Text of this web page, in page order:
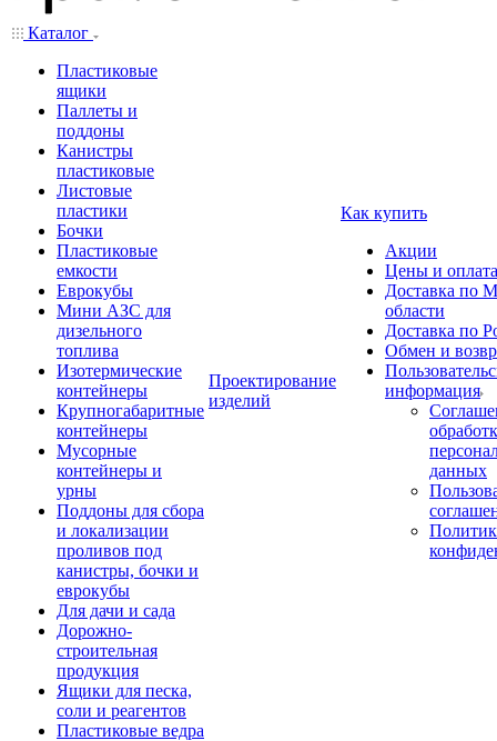
Каталог
Пластиковые
ящики
Паллеты и
поддоны
Канистры
пластиковые
Листовые
пластики
Бочки
Пластиковые
емкости
Еврокубы
Мини АЗС для
дизельного
топлива
Изотермические
контейнеры
Крупногабаритные
контейнеры
Мусорные
контейнеры и
урны
Поддоны для сбора
и локализации
проливов под
канистры, бочки и
еврокубы
Для дачи и сада
Дорожно-
строительная
продукция
Ящики для песка,
соли и реагентов
Пластиковые ведра
Проектирование
изделий
Как купить
Акции
Цены и оплата
Доставка по
области
Доставка по
Обмен и
информация
данных